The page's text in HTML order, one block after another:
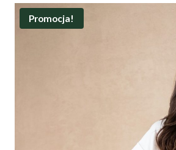
Promocja!